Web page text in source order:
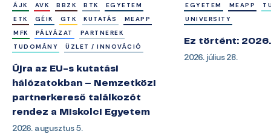
ÁJK AVK BBZK BTK
EGYETEM
ETK
GÉIK GTK KUTATÁS
MEAPP
MFK
PÁLYÁZAT
PARTNEREK
TUDOMÁNY
ÜZLET / INNOVÁCIÓ
Újra az EU-s kutatási
hálózatokban – Nemzetközi
partnerkereső találkozót
rendez a Miskolci Egyetem
2026. augusztus 5.
EGYETEM MEAPP
UNIVERSITY
Ez történt:
2026. július 28.